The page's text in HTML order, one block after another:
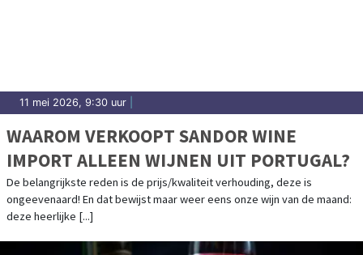
11 mei 2026, 9:30 uur
WAAROM VERKOOPT SANDOR WINE
IMPORT ALLEEN WIJNEN UIT PORTUGAL?
De belangrijkste reden is de prijs/kwaliteit verhouding, deze is
ongeevenaard! En dat bewijst maar weer eens onze wijn van de maand:
deze heerlijke [...]